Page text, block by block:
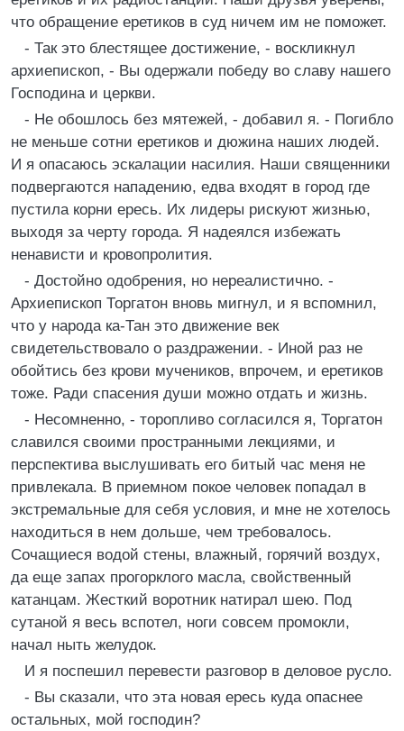
что обращение еретиков в суд ничем им не поможет.
- Так это блестящее достижение, - воскликнул
архиепископ, - Вы одержали победу во славу нашего
Господина и церкви.
- Не обошлось без мятежей, - добавил я. - Погибло
не меньше сотни еретиков и дюжина наших людей.
И я опасаюсь эскалации насилия. Наши священники
подвергаются нападению, едва входят в город где
пустила корни ересь. Их лидеры рискуют жизнью,
выходя за черту города. Я надеялся избежать
ненависти и кровопролития.
- Достойно одобрения, но нереалистично. -
Архиепископ Торгатон вновь мигнул, и я вспомнил,
что у народа ка-Тан это движение век
свидетельствовало о раздражении. - Иной раз не
обойтись без крови мучеников, впрочем, и еретиков
тоже. Ради спасения души можно отдать и жизнь.
- Несомненно, - торопливо согласился я, Торгатон
славился своими пространными лекциями, и
перспектива выслушивать его битый час меня не
привлекала. В приемном покое человек попадал в
экстремальные для себя условия, и мне не хотелось
находиться в нем дольше, чем требовалось.
Сочащиеся водой стены, влажный, горячий воздух,
да еще запах прогорклого масла, свойственный
катанцам. Жесткий воротник натирал шею. Под
сутаной я весь вспотел, ноги совсем промокли,
начал ныть желудок.
И я поспешил перевести разговор в деловое русло.
- Вы сказали, что эта новая ересь куда опаснее
остальных, мой господин?